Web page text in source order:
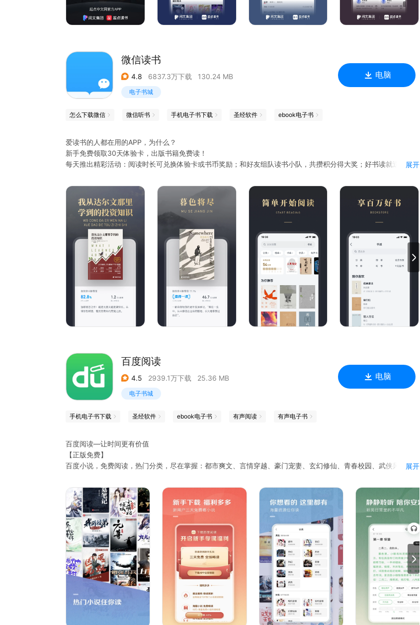
微信读书
4.8 6837.3万下载 130.24 MB
电子书城
电脑
怎么下载微信 微信听书 手机电子书下载 圣经软件 ebook电子书
爱读书的人都在用的APP，为什么？
新手免费领取30天体验卡，出版书籍免费读！
每天推出精彩活动：阅读时长可兑换体验卡或书币奖励；和好友组队读书小队，共攒积分得大奖；好书读就送；集
【出版好书】
《三体》，刘慈欣科幻代表作，以太阳为中心，以光速向宇宙深处飞驰的外星文明探索之旅；《被讨厌的勇气》，
“自我启发之父”阿德勒的哲学课，决定我们自身的不是过去的经历，而是我们赋予经历的意义。
【热门新书】
《莫言的奇奇怪怪故事集》，莫言自选18篇中短篇故事，带你去人性深幽处探险；《纳瓦尔宝典》，收集硅谷投资
人纳瓦尔的人生智慧，助你过上更富有、更幸福的生活；
【付费会员】
仅需19元/月即可成为付费会员，畅享会员权益：付费会员书籍免费读、书架书籍无上限、专属字体及阅读背景……
收获精心打磨的阅读体验。每周更有大量精彩活动赢取体验卡，还能组队抽奖，分享阅读感想，碰撞思维火花。
微信读书谢谢大家一直以来的支持
微信读书微博：@腾讯微信读书
展开
百度阅读
4.5 2939.1万下载 25.36 MB
电子书城
电脑
手机电子书下载 圣经软件 ebook电子书 有声阅读 有声电子书
百度阅读—让时间更有价值
【正版免费】
百度小说，免费阅读，热门分类，尽在掌握：都市爽文、言情穿越、豪门宠妻、玄幻修仙、青春校园、武侠风云、
【超火原著】
《万相之王》《修罗武神》《大奉打更人》《拒婚之后：薄少他真香了》《女配攻略：扑倒傲娇男神》《快穿反派
他又软又甜》《元尊》《上门霸婿》《国医无双》《九龙归一诀》《农门四季恰如锦》《我的徒弟都是大反派》
《斗罗大陆》《暴君的倾城小萌妃》《盗墓笔记》等正版原著火爆来袭，期待与你相遇。
【好书推荐】
根据你的阅读爱好，个性化小说推荐，精选书单，编辑优选，总有一款书打动你~
【小说排行】
综合榜，热搜榜，人气榜，新书榜，完结榜，等你来看。
【有声畅听】
每一本书都能听，睡前可以听，上班路上可以听，享受自己的片刻宁静，重拾往日的美好。
【福利多多】
新用户三天免费读、签到礼包、免费书券、周边福利，一键领取。
展开